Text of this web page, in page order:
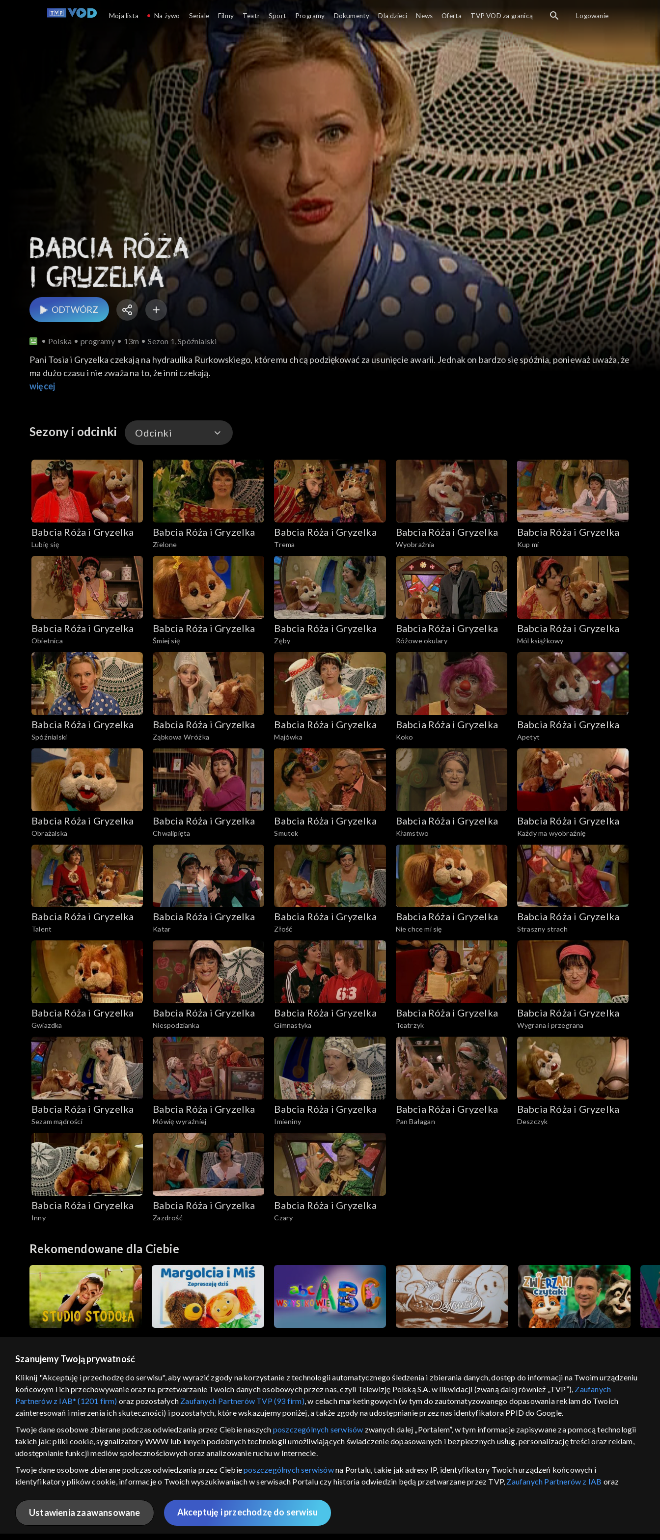
ODTWÓRZ
Polska programy 13m Sezon 1, Spóźnialski
Pani Tosia i Gryzelka czekają na hydraulika Rurkowskiego, któremu chcą podziękować za usunięcie awarii. Jednak on bardzo się spóźnia, ponieważ uważa, że
ma dużo czasu i nie zważa na to, że inni czekają.
więcej
Sezony i odcinki Odcinki
Odcinki
Babcia Róża i Gryzelka
Lubię się
Babcia Róża i Gryzelka
Zielone
Babcia Róża i Gryzelka
Trema
Babcia Róża i Gryzelka
Wyobraźnia
Babcia Róża i Gryzelka
Kup mi
Babcia Róża i Gryzelka
Obietnica
Babcia Róża i Gryzelka
Śmiej się
Babcia Róża i Gryzelka
Zęby
Babcia Róża i Gryzelka
Różowe okulary
Babcia Róża i Gryzelka
Mól książkowy
Babcia Róża i Gryzelka
Spóźnialski
Babcia Róża i Gryzelka
Ząbkowa Wróżka
Babcia Róża i Gryzelka
Majówka
Babcia Róża i Gryzelka
Koko
Babcia Róża i Gryzelka
Apetyt
Babcia Róża i Gryzelka
Obrażalska
Babcia Róża i Gryzelka
Chwalipięta
Babcia Róża i Gryzelka
Smutek
Babcia Róża i Gryzelka
Kłamstwo
Babcia Róża i Gryzelka
Każdy ma wyobraźnię
Babcia Róża i Gryzelka
Talent
Babcia Róża i Gryzelka
Katar
Babcia Róża i Gryzelka
Złość
Babcia Róża i Gryzelka
Nie chce mi się
Babcia Róża i Gryzelka
Straszny strach
Babcia Róża i Gryzelka
Gwiazdka
Babcia Róża i Gryzelka
Niespodzianka
Babcia Róża i Gryzelka
Gimnastyka
Babcia Róża i Gryzelka
Teatrzyk
Babcia Róża i Gryzelka
Wygrana i przegrana
Babcia Róża i Gryzelka
Sezam mądrości
Babcia Róża i Gryzelka
Mówię wyraźniej
Babcia Róża i Gryzelka
Imieniny
Babcia Róża i Gryzelka
Pan Bałagan
Babcia Róża i Gryzelka
Deszczyk
Babcia Róża i Gryzelka
Inny
Babcia Róża i Gryzelka
Zazdrość
Babcia Róża i Gryzelka
Czary
Rekomendowane dla Ciebie
GEOLOKALIZACJA
ŁĄCZYSZ SIĘ SPOZA POLSKI
Kraj, z którego się łączysz, to Stany Zjednoczone ,
w związku z czym część tytułów na platformie TVP
materiały możesz obejrzeć.
ANULUJ SPRAWDŹ
regulamin serwisu cennik polityka prywatności moje zgody pomoc kontakt voucher dostępność informacje o dostawcy usług
Moja lista Na żywo Seriale Filmy Teatr Sport Programy Dokumenty Dla dzieci News Oferta TVP VOD za granicą Logowanie
Szanujemy Twoją prywatność
Kliknij "Akceptuję i przechodzę do serwisu", aby wyrazić zgody na korzystanie z technologii automatycznego śledzenia i zbierania danych, dostęp do informacji na Twoim urządzeniu
końcowym i ich przechowywanie oraz na przetwarzanie Twoich danych osobowych przez nas, czyli Telewizję Polską S.A. w likwidacji (zwaną dalej również „TVP”), Zaufanych
Partnerów z IAB* (1201 firm) oraz pozostałych Zaufanych Partnerów TVP (93 firm), w celach marketingowych (w tym do zautomatyzowanego dopasowania reklam do Twoich
zainteresowań i mierzenia ich skuteczności) i pozostałych, które wskazujemy poniżej, a także zgody na udostępnianie przez nas identyfikatora PPID do Google.
Twoje dane osobowe zbierane podczas odwiedzania przez Ciebie naszych poszczególnych serwisów zwanych dalej „Portalem”, w tym informacje zapisywane za pomocą technologii
takich jak: pliki cookie, sygnalizatory WWW lub innych podobnych technologii umożliwiających świadczenie dopasowanych i bezpiecznych usług, personalizację treści oraz reklam,
udostępnianie funkcji mediów społecznościowych oraz analizowanie ruchu w Internecie.
Twoje dane osobowe zbierane podczas odwiedzania przez Ciebieposzczególnych serwisówna Portalu, takie jak adresy IP, identyfikatory Twoich urządzeń końcowych i
identyfikatory plików cookie, informacje o Twoich wyszukiwaniach w serwisach Portalu czy historia odwiedzin będą przetwarzane przez TVP, Zaufanych Partnerów z IAB oraz
wyboru spersonalizowanych reklam, tworzenia profilu spersonalizowanych reklam, tworzenia profilu spersonalizowanych treści, wyboru spersonalizowanych treści, pomiaru
wydajności reklam, pomiaru wydajności treści, stosowania badań rynkowych w celu generowania opinii odbiorców, opracowywania i ulepszania produktów, zapewnienia
bezpieczeństwa, zapobiegania oszustwom i usuwania błędów, technicznego dostarczania reklam lub treści, dopasowywania i połączenia źródeł danych offline, łączenia różnych
Ustawienia zaawansowane Akceptuję i przechodzę do serwisu